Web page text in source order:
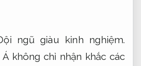
ngũ giàu kinh nghiệm.
không chỉ nhận khắc các